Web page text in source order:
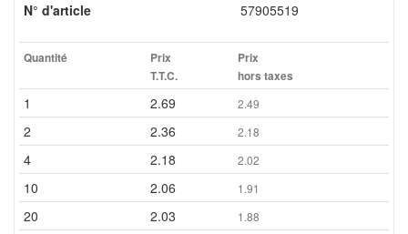
N° d'article
57905519
Quantité
Prix
T.T.C.
Prix
hors taxes
1 2.69 2.49
2 2.36 2.18
4 2.18 2.02
10 2.06 1.91
20 2.03 1.88